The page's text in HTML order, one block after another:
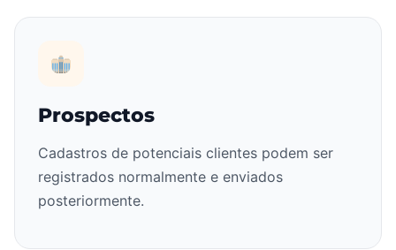
Prospectos
Cadastros de potenciais clientes podem ser
registrados normalmente e enviados
posteriormente.